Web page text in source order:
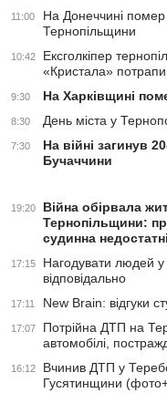
11:00
На Донеччині
Тернопільщини
10:42
Ексголкіпер
«Кристала»
9:30 На Харківщині
8:30 День міста у
7:30
На війні загинув
Бучаччини
19:20
Війна обірвала
Тернопільщини:
судинна
17:15
Нагодувати людей
відповідально
17:11 New Brain: відгуки
17:07
Потрійна ДТП на
автомобілі,
16:12
Вчинив ДТП у
Гусятинщини